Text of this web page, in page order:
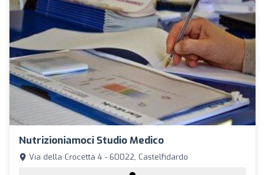
Nutrizioniamoci Studio Medico
Via della Crocetta 4 - 60022, Castelfidardo